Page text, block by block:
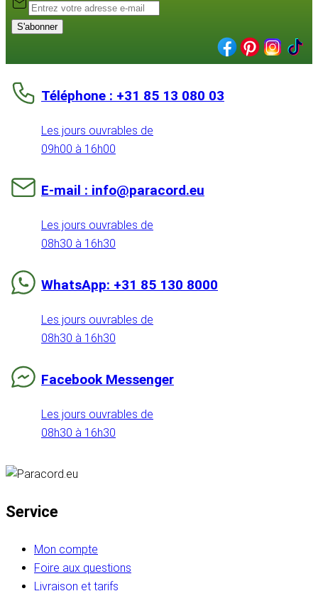
S'abonner
Téléphone : +31 85 13 080 03
Les jours ouvrables de
09h00 à 16h00
E-mail : info@paracord.eu
Les jours ouvrables de
08h30 à 16h30
WhatsApp: +31 85 130 8000
Les jours ouvrables de
08h30 à 16h30
Facebook Messenger
Les jours ouvrables de
08h30 à 16h30
Service
Mon compte
Foire aux questions
Livraison et tarifs